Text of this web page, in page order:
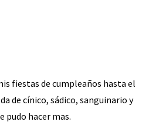
fiestas de cumpleaños hasta el
de cínico, sádico, sanguinario y
pudo hacer mas.